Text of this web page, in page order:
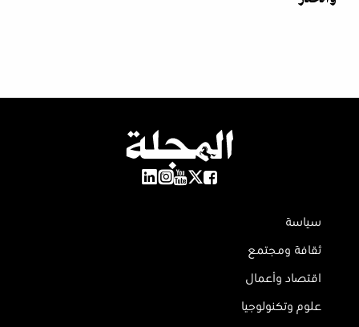
سياسة
ثقافة ومجتمع
اقتصاد وأعمال
علوم وتكنولوجيا